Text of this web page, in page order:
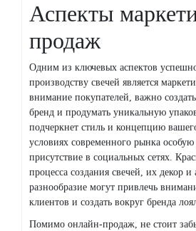
Аспекты
продаж
Одним из ключевых аспектов
производству свечей является
внимание покупателей, важно
бренд и продумать уникальную
подчеркнет стиль и концепцию
условиях современного рынка особую
присутствие в социальных сетях.
процесса создания свечей, их декор и
разнообразие могут привлечь
клиентов и создать вокруг бренда
Помимо онлайн-продаж, не стоит